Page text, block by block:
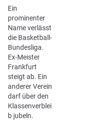
Ein
prominenter
Name verlässt
die Basketball-
Bundesliga.
Ex-Meister
Frankfurt
steigt ab. Ein
anderer Verein
darf über den
Klassenverblei
b jubeln.